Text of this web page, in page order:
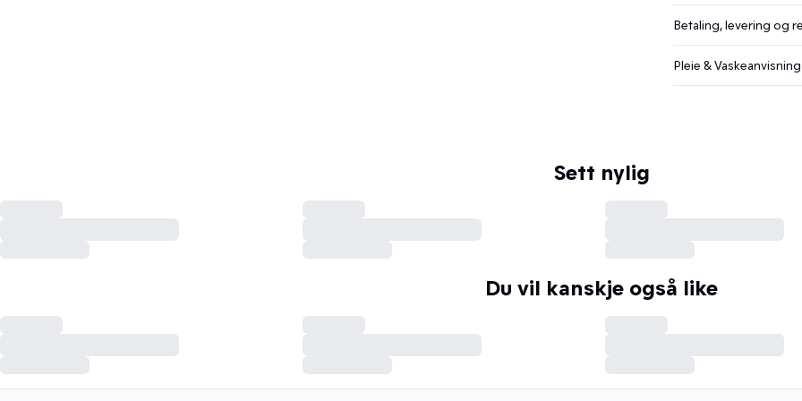
Betaling, levering og
Pleie & Vaskeanvisning
Sett nylig
Du vil kanskje også like